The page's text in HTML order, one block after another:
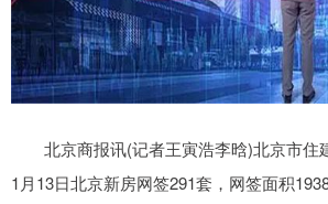
北京商报讯(记者王寅浩李晗)北京市住
1月13日北京新房网签291套，网签面积